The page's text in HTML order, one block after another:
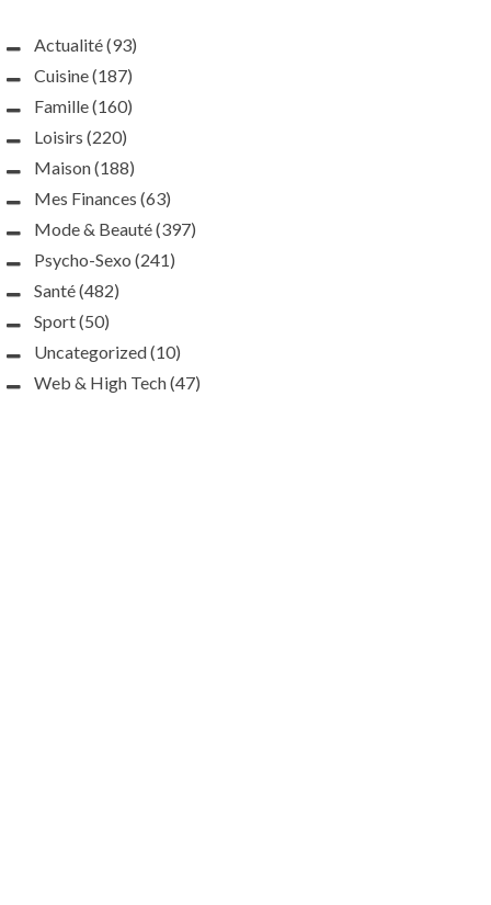
Actualité(93)
Cuisine(187)
Famille(160)
Loisirs (220)
Maison(188)
Mes Finances (63)
Mode & Beauté(397)
Psycho-Sexo (241)
Santé(482)
Sport(50)
Uncategorized(10)
Web & High Tech(47)